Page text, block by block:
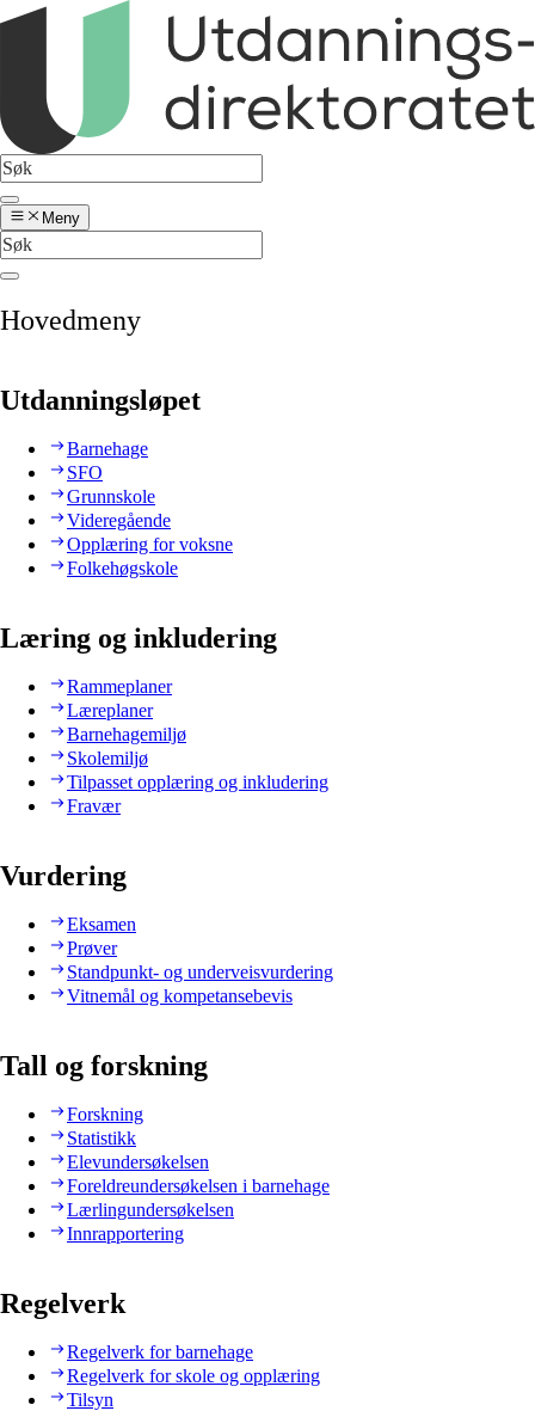
Meny
Hovedmeny
Utdanningsløpet
Barnehage
SFO
Grunnskole
Videregående
Opplæring for voksne
Folkehøgskole
Læring og inkludering
Rammeplaner
Læreplaner
Barnehagemiljø
Skolemiljø
Tilpasset opplæring og inkludering
Fravær
Vurdering
Eksamen
Prøver
Standpunkt- og underveisvurdering
Vitnemål og kompetansebevis
Tall og forskning
Forskning
Statistikk
Elevundersøkelsen
Foreldreundersøkelsen i barnehage
Lærlingundersøkelsen
Innrapportering
Regelverk
Regelverk for barnehage
Regelverk for skole og opplæring
Tilsyn